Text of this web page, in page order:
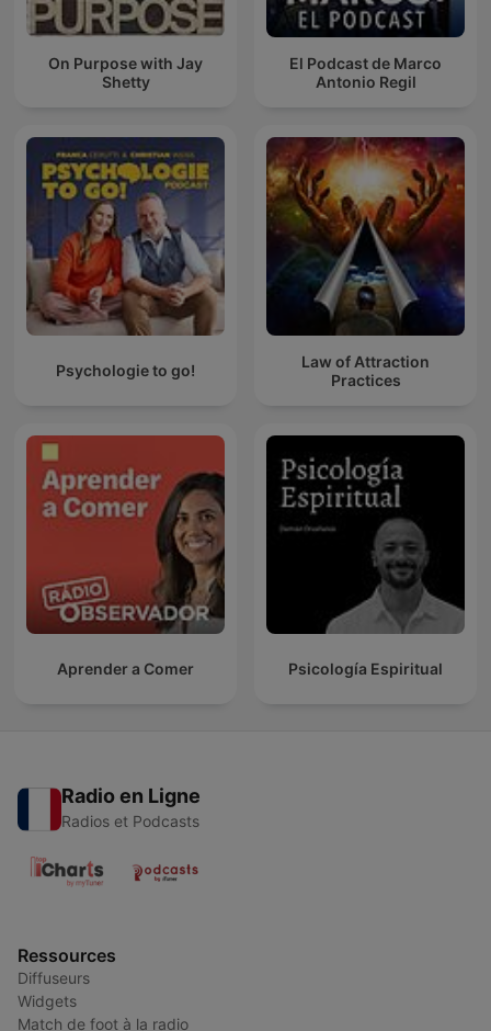
On Purpose with Jay
Shetty
El Podcast de Marco
Antonio Regil
Psychologie to go!
Law of Attraction
Practices
Aprender a Comer Psicología Espiritual
Radio en Ligne
Radios et Podcasts
Ressources
Diffuseurs
Widgets
Match de foot à la radio